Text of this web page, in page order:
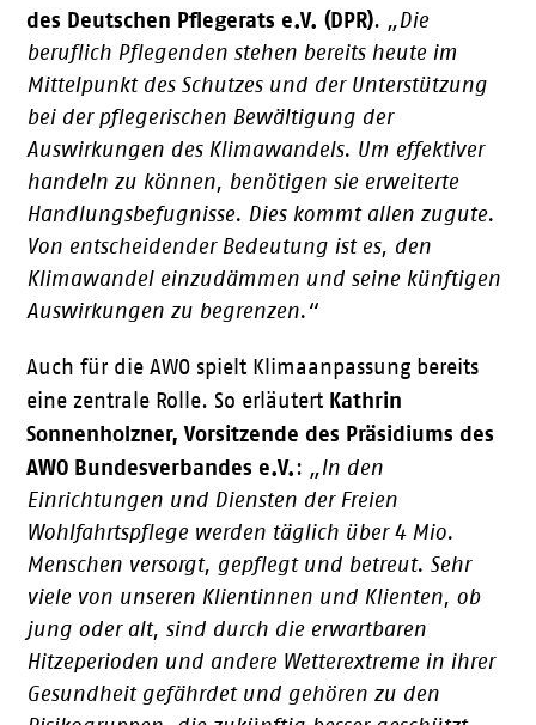
des Deutschen Pflegerats e.V. (DPR). „Die
beruflich Pflegenden stehen bereits heute im
Mittelpunkt des Schutzes und der Unterstützung
bei der pflegerischen Bewältigung der
Auswirkungen des Klimawandels. Um effektiver
handeln zu können, benötigen sie erweiterte
Handlungsbefugnisse. Dies kommt allen zugute.
Von entscheidender Bedeutung ist es, den
Klimawandel einzudämmen und seine künftigen
Auswirkungen zu begrenzen.“
Auch für die AWO spielt Klimaanpassung bereits
eine zentrale Rolle. So erläutert Kathrin
Sonnenholzner, Vorsitzende des Präsidiums des
AWO Bundesverbandes e.V.: „In den
Einrichtungen und Diensten der Freien
Wohlfahrtspflege werden täglich über 4 Mio.
Menschen versorgt, gepflegt und betreut. Sehr
viele von unseren Klientinnen und Klienten, ob
jung oder alt, sind durch die erwartbaren
Hitzeperioden und andere Wetterextreme in ihrer
Gesundheit gefährdet und gehören zu den